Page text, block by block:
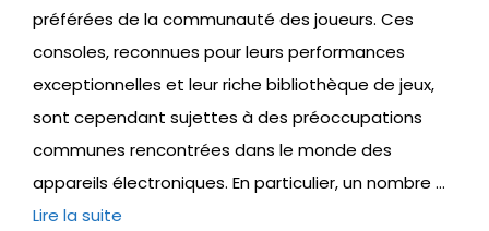
préférées de la communauté des joueurs. Ces
consoles, reconnues pour leurs performances
exceptionnelles et leur riche bibliothèque de jeux,
sont cependant sujettes à des préoccupations
communes rencontrées dans le monde des
appareils électroniques. En particulier, un nombre …
Lire la suite